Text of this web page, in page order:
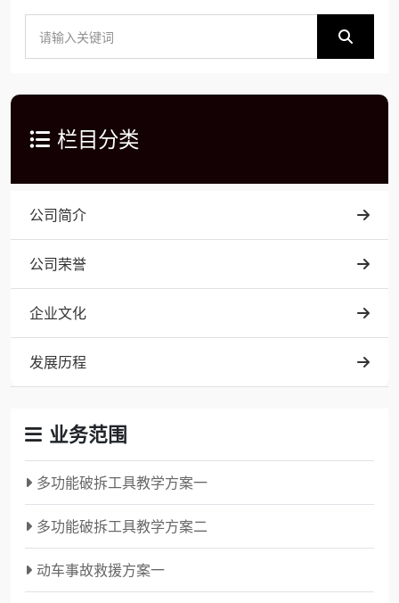
栏目分类
公司简介
公司荣誉
企业文化
发展历程
业务范围
多功能破拆工具教学方案一
多功能破拆工具教学方案二
动车事故救援方案一